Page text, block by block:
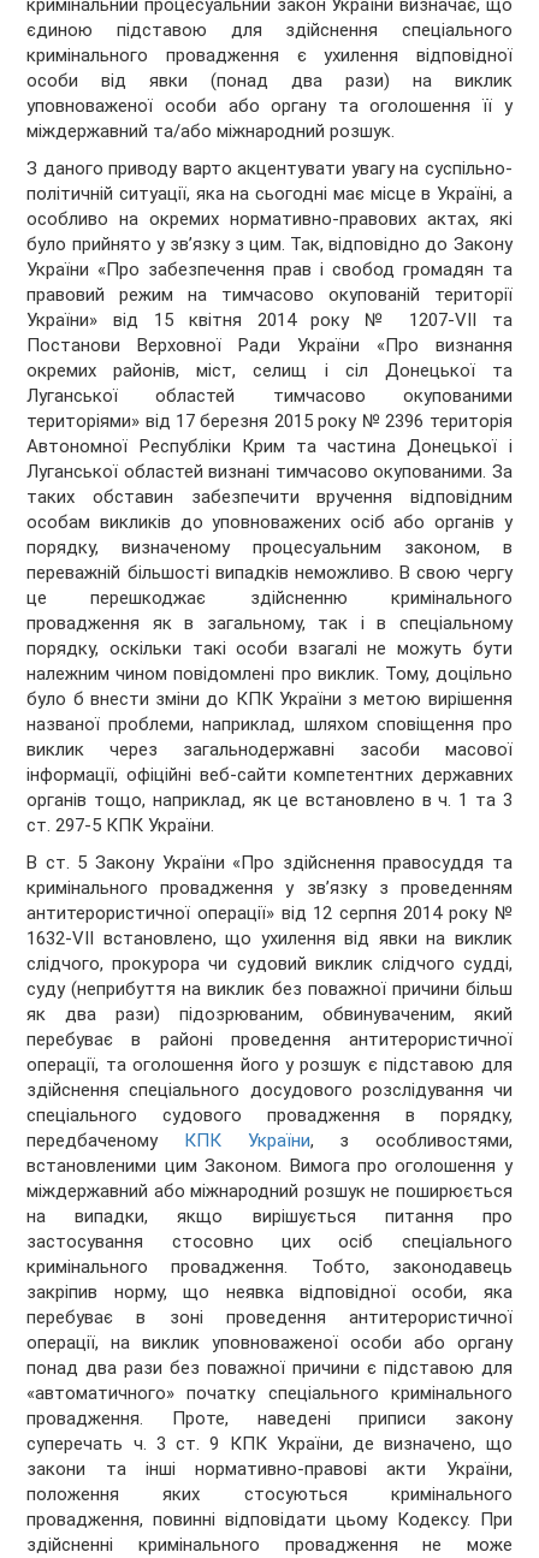
кримінальний процесуальний закон України визначає, що
єдиною підставою для здійснення спеціального
кримінального провадження є ухилення відповідної
особи від явки (понад два рази) на виклик
уповноваженої особи або органу та оголошення її у
міждержавний та/або міжнародний розшук.
З даного приводу варто акцентувати увагу на суспільно-
політичній ситуації, яка на сьогодні має місце в Україні, а
особливо на окремих нормативно-правових актах, які
було прийнято у зв’язку з цим. Так, відповідно до Закону
України «Про забезпечення прав і свобод громадян та
правовий режим на тимчасово окупованій території
України» від 15 квітня 2014 року № 1207-VII та
Постанови Верховної Ради України «Про визнання
окремих районів, міст, селищ і сіл Донецької та
Луганської областей тимчасово окупованими
територіями» від 17 березня 2015 року № 2396 територія
Автономної Республіки Крим та частина Донецької і
Луганської областей визнані тимчасово окупованими. За
таких обставин забезпечити вручення відповідним
особам викликів до уповноважених осіб або органів у
порядку, визначеному процесуальним законом, в
переважній більшості випадків неможливо. В свою чергу
це перешкоджає здійсненню кримінального
провадження як в загальному, так і в спеціальному
порядку, оскільки такі особи взагалі не можуть бути
належним чином повідомлені про виклик. Тому, доцільно
було б внести зміни до КПК України з метою вирішення
названої проблеми, наприклад, шляхом сповіщення про
виклик через загальнодержавні засоби масової
інформації, офіційні веб-сайти компетентних державних
органів тощо, наприклад, як це встановлено в ч. 1 та 3
ст. 297-5 КПК України.
В ст. 5 Закону України «Про здійснення правосуддя та
кримінального провадження у зв’язку з проведенням
антитерористичної операції» від 12 серпня 2014 року №
1632-VII встановлено, що ухилення від явки на виклик
слідчого, прокурора чи судовий виклик слідчого судді,
суду (неприбуття на виклик без поважної причини більш
як два рази) підозрюваним, обвинуваченим, який
перебуває в районі проведення антитерористичної
операції, та оголошення його у розшук є підставою для
здійснення спеціального досудового розслідування чи
спеціального судового провадження в порядку,
передбаченому КПК України, з особливостями,
встановленими цим Законом. Вимога про оголошення у
міждержавний або міжнародний розшук не поширюється
на випадки, якщо вирішується питання про
застосування стосовно цих осіб спеціального
кримінального провадження. Тобто, законодавець
закріпив норму, що неявка відповідної особи, яка
перебуває в зоні проведення антитерористичної
операції, на виклик уповноваженої особи або органу
понад два рази без поважної причини є підставою для
«автоматичного» початку спеціального кримінального
провадження. Проте, наведені приписи закону
суперечать ч. 3 ст. 9 КПК України, де визначено, що
закони та інші нормативно-правові акти України,
положення яких стосуються кримінального
провадження, повинні відповідати цьому Кодексу. При
здійсненні кримінального провадження не може